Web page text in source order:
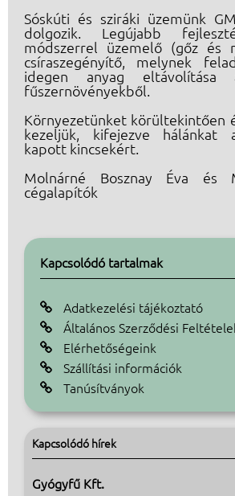
Sóskúti és sziráki üzemünk
dolgozik. Legújabb
módszerrel üzemelő (gőz és
csíraszegényítő, melynek
idegen anyag
fűszernövényekből.
Környezetünket körültekintően
kezeljük, kifejezve hálánkat
kapott kincsekért.
Molnárné Bosznay Éva és
cégalapítók
Kapcsolódó tartalmak
 Adatkezelési tájékoztató
 Általános Szerződési
 Elérhetőségeink
 Szállítási információk
 Tanúsítványok
Kapcsolódó hírek
Gyógyfű Kft.